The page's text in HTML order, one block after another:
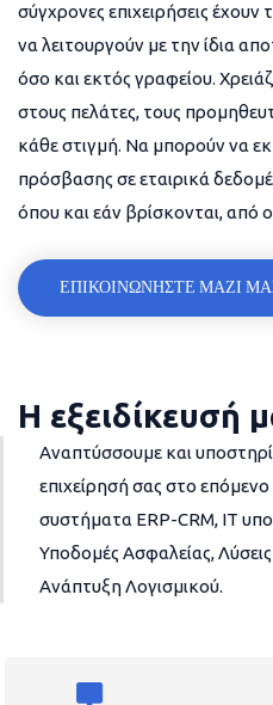
σύγχρονες επιχειρήσεις
να λειτουργούν με την ίδια
όσο και εκτός γραφείου.
στους πελάτες, τους
κάθε στιγμή. Να μπορούν να
πρόσβασης σε εταιρικά
όπου και εάν βρίσκονται, από
ΕΠΙΚΟΙΝΩΝΗΣΤΕ ΜΑΖΙ
Η εξειδίκευσή
Αναπτύσσουμε και
επιχείρησή σας στο
συστήματα ERP-CRM, IT
Υποδομές Ασφαλείας,
Ανάπτυξη Λογισμικού.